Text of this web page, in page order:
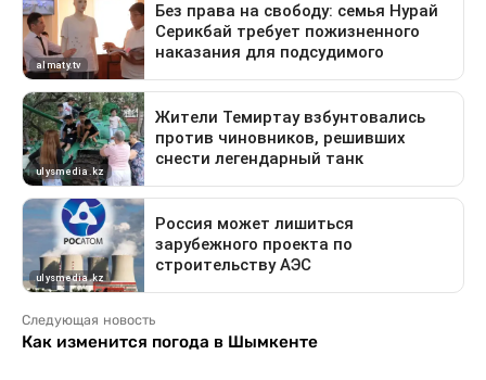
Следующая новость
Как изменится погода в Шымкенте